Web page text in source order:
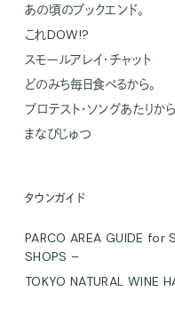
あの頃のブックエンド。
これDOW!?
スモールアレイ・チャット
どのみち毎日食べるから。
プロテスト・ソングあたり
まなびじゅつ
タウンガイド
PARCO AREA GUIDE for
SHOPS –
TOKYO NATURAL WINE